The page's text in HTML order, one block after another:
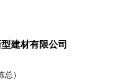
建材有限公司
总）